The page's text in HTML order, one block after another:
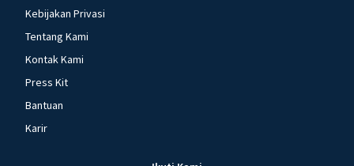
Kebijakan Privasi
Tentang Kami
Kontak Kami
Press Kit
Bantuan
Karir